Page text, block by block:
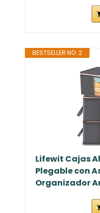
BESTSELLER NO. 2
Lifewit Cajas
Plegable con
Organizador